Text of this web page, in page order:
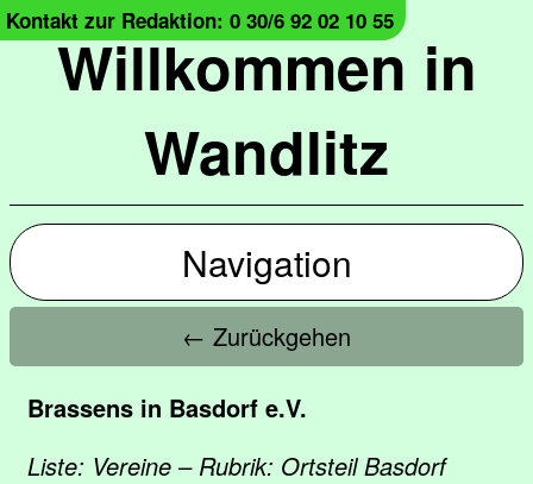
Willkommen in
Wandlitz
Kontakt zur Redaktion: 0 30/6 92 02 10 55
Navigation
← Zurückgehen
Brassens in Basdorf e.V.
Liste: Vereine – Rubrik: Ortsteil Basdorf